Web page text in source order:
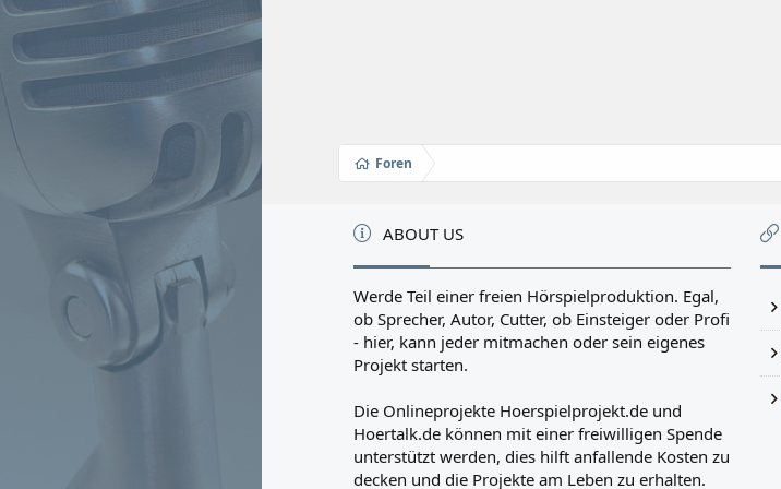
Foren
ABOUT US
Werde Teil einer freien Hörspielproduktion. Egal,
ob Sprecher, Autor, Cutter, ob Einsteiger oder Profi
- hier, kann jeder mitmachen oder sein eigenes
Projekt starten.
Die Onlineprojekte Hoerspielprojekt.de und
Hoertalk.de können mit einer freiwilligen Spende
unterstützt werden, dies hilft anfallende Kosten zu
decken und die Projekte am Leben zu erhalten.